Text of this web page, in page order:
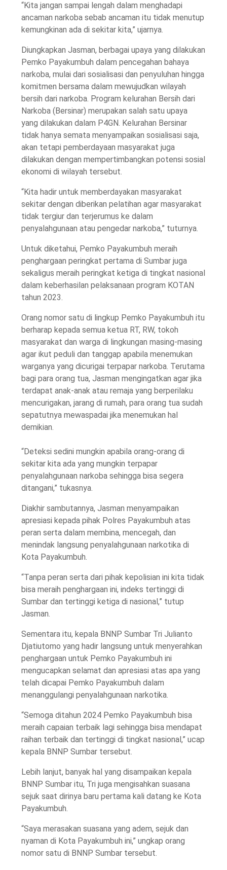
“Kita jangan sampai lengah dalam menghadapi
ancaman narkoba sebab ancaman itu tidak menutup
kemungkinan ada di sekitar kita,” ujarnya.
Diungkapkan Jasman, berbagai upaya yang dilakukan
Pemko Payakumbuh dalam pencegahan bahaya
narkoba, mulai dari sosialisasi dan penyuluhan hingga
komitmen bersama dalam mewujudkan wilayah
bersih dari narkoba. Program kelurahan Bersih dari
Narkoba (Bersinar) merupakan salah satu upaya
yang dilakukan dalam P4GN. Kelurahan Bersinar
tidak hanya semata menyampaikan sosialisasi saja,
akan tetapi pemberdayaan masyarakat juga
dilakukan dengan mempertimbangkan potensi sosial
ekonomi di wilayah tersebut.
“Kita hadir untuk memberdayakan masyarakat
sekitar dengan diberikan pelatihan agar masyarakat
tidak tergiur dan terjerumus ke dalam
penyalahgunaan atau pengedar narkoba,” tuturnya.
Untuk diketahui, Pemko Payakumbuh meraih
penghargaan peringkat pertama di Sumbar juga
sekaligus meraih peringkat ketiga di tingkat nasional
dalam keberhasilan pelaksanaan program KOTAN
tahun 2023.
Orang nomor satu di lingkup Pemko Payakumbuh itu
berharap kepada semua ketua RT, RW, tokoh
masyarakat dan warga di lingkungan masing-masing
agar ikut peduli dan tanggap apabila menemukan
warganya yang dicurigai terpapar narkoba. Terutama
bagi para orang tua, Jasman mengingatkan agar jika
terdapat anak-anak atau remaja yang berperilaku
mencurigakan, jarang di rumah, para orang tua sudah
sepatutnya mewaspadai jika menemukan hal
demikian.
“Deteksi sedini mungkin apabila orang-orang di
sekitar kita ada yang mungkin terpapar
penyalahgunaan narkoba sehingga bisa segera
ditangani,” tukasnya.
Diakhir sambutannya, Jasman menyampaikan
apresiasi kepada pihak Polres Payakumbuh atas
peran serta dalam membina, mencegah, dan
menindak langsung penyalahgunaan narkotika di
Kota Payakumbuh.
“Tanpa peran serta dari pihak kepolisian ini kita tidak
bisa meraih penghargaan ini, indeks tertinggi di
Sumbar dan tertinggi ketiga di nasional,” tutup
Jasman.
Sementara itu, kepala BNNP Sumbar Tri Julianto
Djatiutomo yang hadir langsung untuk menyerahkan
penghargaan untuk Pemko Payakumbuh ini
mengucapkan selamat dan apresiasi atas apa yang
telah dicapai Pemko Payakumbuh dalam
menanggulangi penyalahgunaan narkotika.
“Semoga ditahun 2024 Pemko Payakumbuh bisa
meraih capaian terbaik lagi sehingga bisa mendapat
raihan terbaik dan tertinggi di tingkat nasional,” ucap
kepala BNNP Sumbar tersebut.
Lebih lanjut, banyak hal yang disampaikan kepala
BNNP Sumbar itu, Tri juga mengisahkan suasana
sejuk saat dirinya baru pertama kali datang ke Kota
Payakumbuh.
“Saya merasakan suasana yang adem, sejuk dan
nyaman di Kota Payakumbuh ini,” ungkap orang
nomor satu di BNNP Sumbar tersebut.